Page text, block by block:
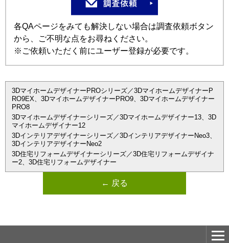
各QAページをみても解決しない場合は調査依頼ボタン
から、ご不明な点をお尋ねください。
※ご依頼いただく前にユーザー登録が必要です。
3DマイホームデザイナーPROシリーズ／3DマイホームデザイナーP
RO9EX、3DマイホームデザイナーPRO9、3Dマイホームデザイナー
PRO8
3Dマイホームデザイナーシリーズ／3Dマイホームデザイナー13、3D
マイホームデザイナー12
3Dインテリアデザイナーシリーズ／3DインテリアデザイナーNeo3、
3DインテリアデザイナーNeo2
3D住宅リフォームデザイナーシリーズ／3D住宅リフォームデザイナ
ー2、3D住宅リフォームデザイナー
← 戻る